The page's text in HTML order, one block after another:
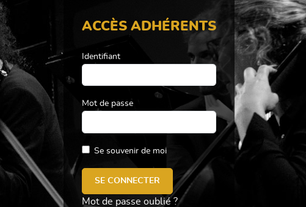
ACCÈS ADHÉRENTS
Identifiant
Mot de passe
Se souvenir de moi
Mot de passe oublié ?